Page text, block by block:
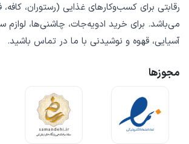
رقابتی برای کسب‌وکارهای غذایی (رستوران،
می‌باشد. برای خرید ادویه‌جات، چاشنی‌ها،
آسیایی، قهوه و نوشیدنی با ما در تماس باشید.
مجوزها